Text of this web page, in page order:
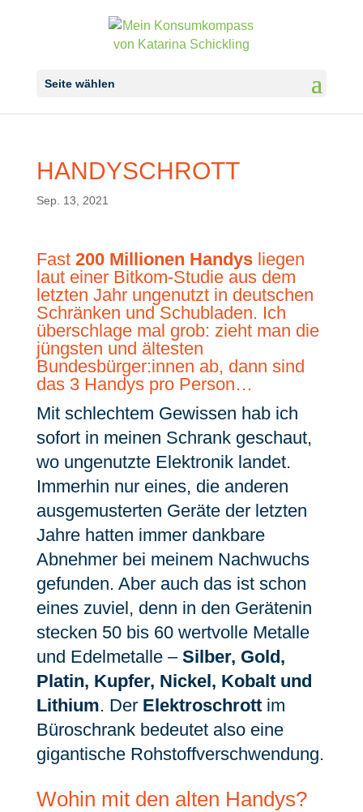
Seite wählen
HANDYSCHROTT
Sep. 13, 2021
Fast 200 Millionen Handysliegen
laut einer Bitkom-Studieaus dem
letzten Jahr ungenutzt in deutschen
Schränken und Schubladen. Ich
überschlage mal grob: zieht man die
jüngsten und ältesten
Bundesbürger:innen ab, dann sind
das 3 Handys pro Person…
Mit schlechtem Gewissen hab ich
sofort in meinen Schrank geschaut,
wo ungenutzte Elektronik landet.
Immerhin nur eines, die anderen
ausgemusterten Geräte der letzten
Jahre hatten immer dankbare
Abnehmer bei meinem Nachwuchs
gefunden. Aber auch das ist schon
eines zuviel, denn in den Gerätenin
stecken 50 bis 60 wertvolle Metalle
und Edelmetalle – Silber, Gold,
Platin, Kupfer, Nickel, Kobalt und
Lithium. Der Elektroschrottim
Büroschrank bedeutet also eine
gigantische Rohstoffverschwendung.
Wohin mit den alten Handys?